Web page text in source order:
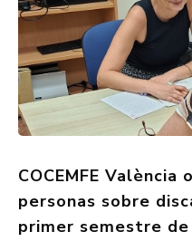
COCEMFE
personas sobre
primer semestre